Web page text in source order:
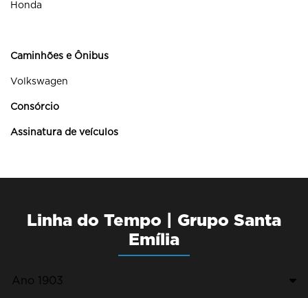
Honda
Caminhões e Ônibus
Volkswagen
Consórcio
Assinatura de veículos
Linha do Tempo | Grupo Santa
Emília
Ano 1903